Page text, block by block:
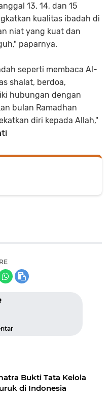
13, 14, dan 15
kualitas ibadah di
niat yang kuat dan
paparnya.
seperti membaca Al-
shalat, berdoa,
hubungan dengan
bulan Ramadhan
diri kepada Allah,"
Bukti Tata Kelola
di Indonesia